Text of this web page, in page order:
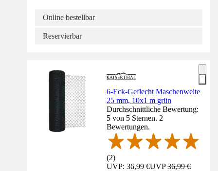
Online bestellbar
Reservierbar
6-Eck-Geflecht Maschenweite
25 mm, 10x1 m grün
Durchschnittliche Bewertung:
5 von 5 Sternen. 2
Bewertungen.
(2)
UVP: 36,99 €UVP36,99 €